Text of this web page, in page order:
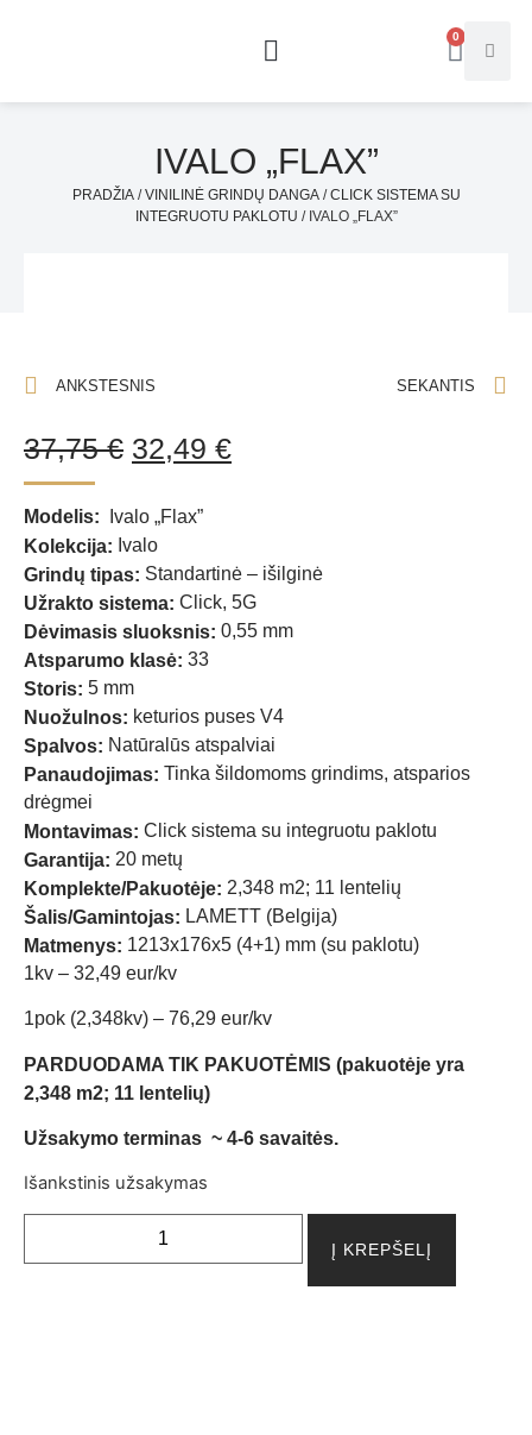
0
IVALO „FLAX”
PRADŽIA/VINILINĖ GRINDŲ DANGA/CLICK SISTEMA SU
INTEGRUOTU PAKLOTU / IVALO „FLAX”
ANKSTESNIS SEKANTIS
37,75€ 32,49 €
Modelis:
Ivalo „Flax”
Kolekcija: Ivalo
Grindų tipas: Standartinė – išilginė
Užrakto sistema: Click, 5G
Dėvimasis sluoksnis: 0,55 mm
Atsparumo klasė: 33
Storis: 5 mm
Nuožulnos: keturios puses V4
Spalvos: Natūralūs atspalviai
Panaudojimas: Tinka šildomoms grindims, atsparios
drėgmei
Montavimas: Click sistema su integruotu paklotu
Garantija: 20 metų
Komplekte/Pakuotėje: 2,348 m2; 11 lentelių
Šalis/Gamintojas: LAMETT (Belgija)
Matmenys: 1213x176x5 (4+1) mm (su paklotu)
1kv – 32,49 eur/kv
1pok (2,348kv) – 76,29 eur/kv
PARDUODAMA TIK PAKUOTĖMIS (pakuotėje yra
2,348 m2; 11 lentelių)
Užsakymo terminas ~ 4-6 savaitės.
Išankstinis užsakymas
Į KREPŠELĮ